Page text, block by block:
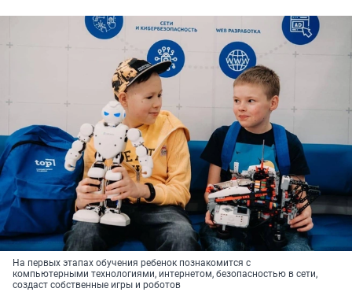
На первых этапах обучения ребенок познакомится с
компьютерными технологиями, интернетом, безопасностью в сети,
создаст собственные игры и роботов